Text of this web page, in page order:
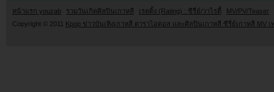
หน้าแรก youzab รวมวันเกิดศิลปินเกาหลี เรตติ้ง (Rating) : ซีรี่ย์/วาไรตี้
MV/PV/Teaser
Copyright © 2011 Kpop ข่าวบันเทิงเกาหลี ดาราไอดอล และศิลปินเกาหลี ซีรี่ย์เกาหลี MV